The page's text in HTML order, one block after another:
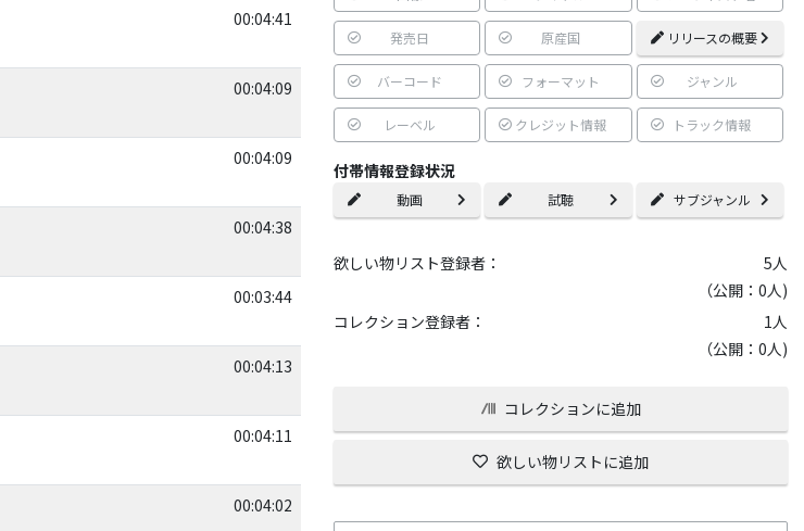
00:04:41
00:04:09
00:04:09
00:04:38
00:03:44
00:04:13
00:04:11
00:04:02
発売日 原産国 リリースの概要
バーコード フォーマット ジャンル
レーベル クレジット情報 トラック情報
付帯情報登録状況
動画 試聴 サブジャンル
欲しい物リスト登録者： 5人
（公開：0人)
コレクション登録者：
1 人
（公開：0人)
コレクションに追加
欲しい物リストに追加